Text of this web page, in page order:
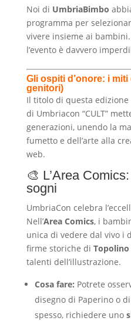
Noi di UmbriaBimbo
programma per
vivere insieme ai
l’evento è davvero
Gli ospiti d’onore: i
genitori)
Il titolo di questa
di Umbriacon “CULT”
generazioni, unendo la
fumetto e dell’arte alla
web.
🎨 L’Area
sogni
UmbriaCon celebra
Nell’Area Comics, i
unica di vedere dal vivo i
firme storiche di
talenti dell’illustrazione.
Cosa fare: Potrete
disegno di Paperino o
spesso, richiedere uno